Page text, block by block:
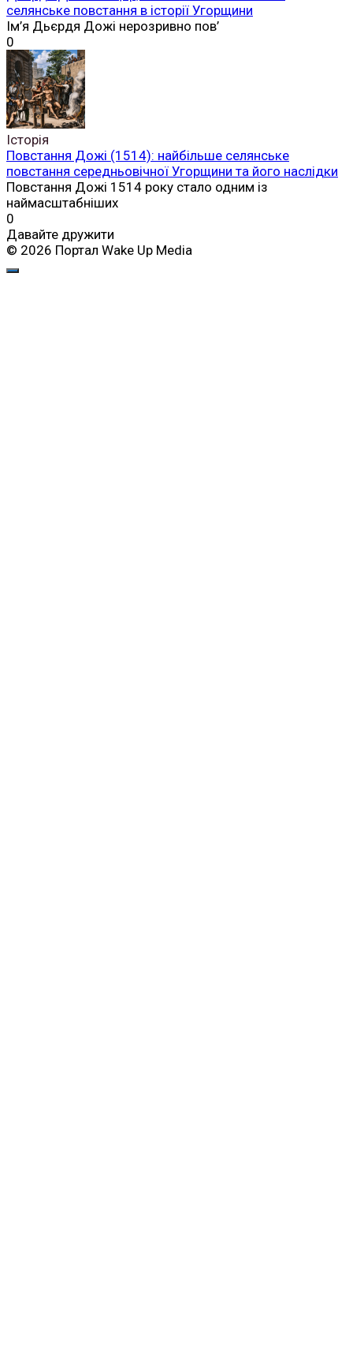
селянське повстання в історії Угорщини
Ім’я Дьєрдя Дожі нерозривно пов’
0
Історія
Повстання Дожі (1514): найбільше селянське
повстання середньовічної Угорщини та його наслідки
Повстання Дожі 1514 року стало одним із
наймасштабніших
0
Давайте дружити
© 2026 Портал Wake Up Media